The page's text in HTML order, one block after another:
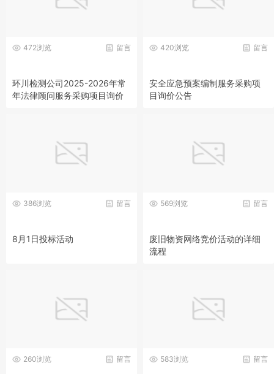
留言
472浏览
环川检测公司2025-2026年常
年法律顾问服务采购项目询价
留言
420浏览
安全应急预案编制服务采购项
目询价公告
留言
386浏览
8月1日投标活动
留言
569浏览
废旧物资网络竞价活动的详细
流程
留言
260浏览 留言
583浏览